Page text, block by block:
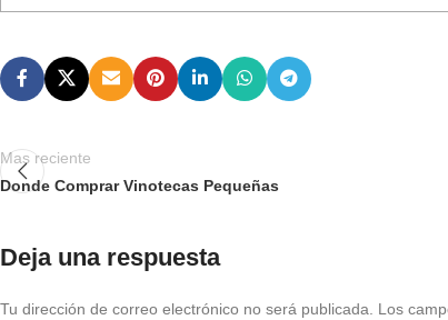
Mas reciente
Donde Comprar Vinotecas Pequeñas
Deja una respuesta
Tu dirección de correo electrónico no será publicada. Los